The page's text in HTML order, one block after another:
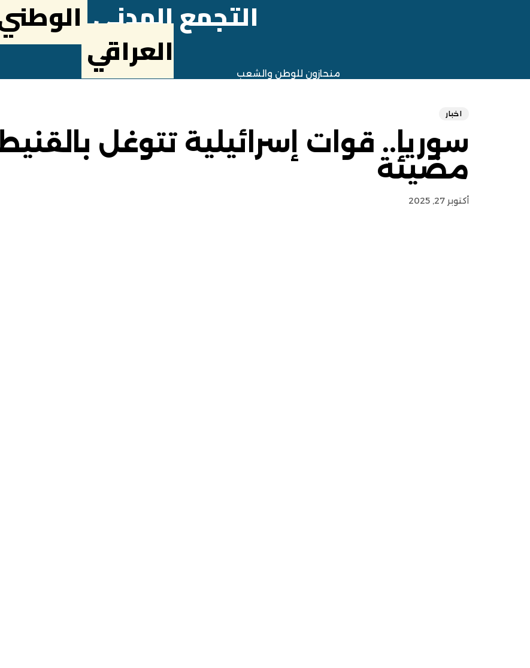
التجمع المدني
العراقي منحازون للوطن والشعب
اخبار
سوريا.. قوات إسرائيلية تتوغل
مضيئة
أكتوبر 27, 2025